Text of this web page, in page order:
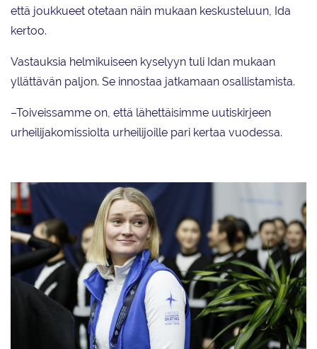
että joukkueet otetaan näin mukaan keskusteluun, Ida
kertoo.
Vastauksia helmikuiseen kyselyyn tuli Idan mukaan
yllättävän paljon. Se innostaa jatkamaan osallistamista.
–Toiveissamme on, että lähettäisimme uutiskirjeen
urheilijakomissiolta urheilijoille pari kertaa vuodessa.